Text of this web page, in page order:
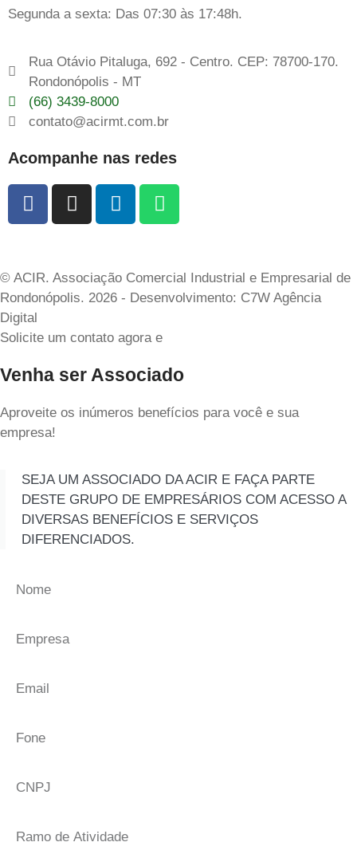
Segunda a sexta: Das 07:30 às 17:48h.
Rua Otávio Pitaluga, 692 - Centro. CEP: 78700-170.
Rondonópolis - MT
(66) 3439-8000
contato@acirmt.com.br
Acompanhe nas redes
© ACIR. Associação Comercial Industrial e Empresarial de
Rondonópolis. 2026 - Desenvolvimento: C7W Agência
Digital
Solicite um contato agora e
Venha ser Associado
Aproveite os inúmeros benefícios para você e sua
empresa!
SEJA UM ASSOCIADO DA ACIR E FAÇA PARTE
DESTE GRUPO DE EMPRESÁRIOS COM ACESSO A
DIVERSAS BENEFÍCIOS E SERVIÇOS
DIFERENCIADOS.